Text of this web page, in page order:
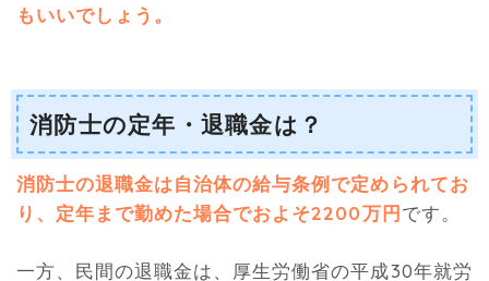
もいいでしょう。
消防士の定年・退職金は？
消防士の退職金は自治体の給与条例で定められてお
り、定年まで勤めた場合でおよそ2200万円です。
一方、民間の退職金は、厚生労働省の平成30年就労